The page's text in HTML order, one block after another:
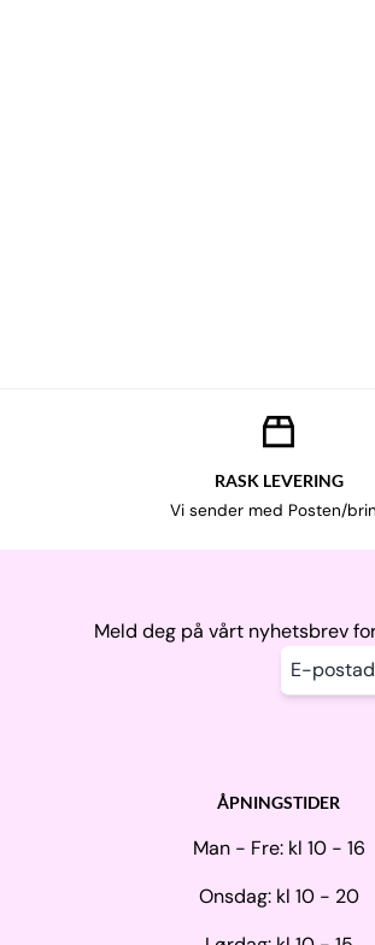
RASK LEVERING
Vi sender med Posten/
Meld deg på vårt nyhetsbrev
ÅPNINGSTIDER
Man - Fre: kl 10 - 16
Onsdag: kl 10 - 20